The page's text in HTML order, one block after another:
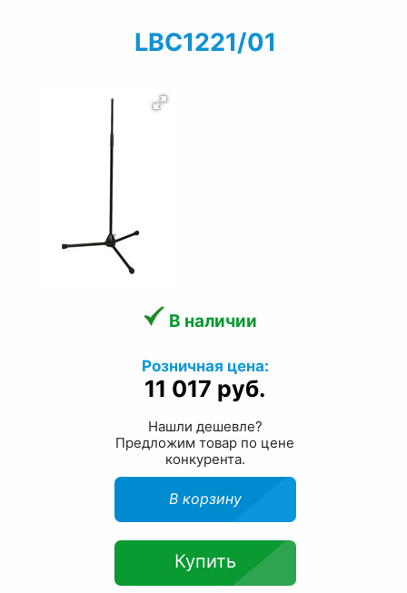
LBC1221/01
В наличии
Розничная цена:
11 017 руб.
Нашли дешевле?
Предложим товар по цене
конкурента.
В корзину
Купить